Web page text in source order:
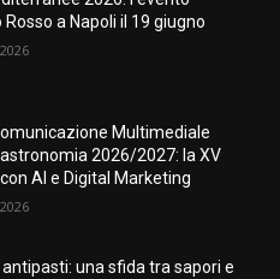
Rosso a Napoli il 19 giugno
Multimediale
2026/2027: la XV
AI e Digital Marketing
antipasti: una sfida tra sapori e